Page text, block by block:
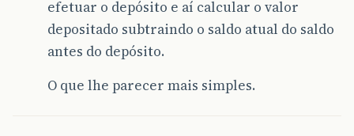
efetuar o depósito e aí calcular o valor
depositado subtraindo o saldo atual do saldo
antes do depósito.
O que lhe parecer mais simples.